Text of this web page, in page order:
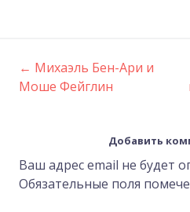
Post
← Михаэль Бен-Ари и
Моше Фейглин
Добавить
Ваш адрес email не будет
Обязательные поля